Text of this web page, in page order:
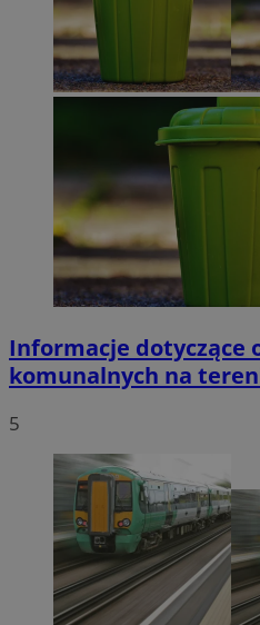
Informacje dotyczące
komunalnych na
5